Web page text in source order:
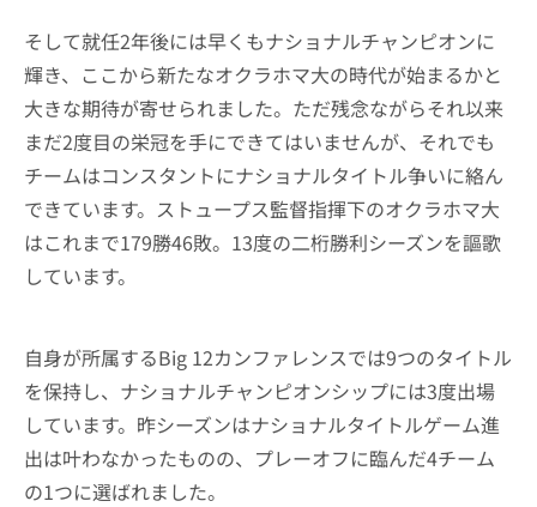
そして就任2年後には早くもナショナルチャンピオンに
輝き、ここから新たなオクラホマ大の時代が始まるかと
大きな期待が寄せられました。ただ残念ながらそれ以来
まだ2度目の栄冠を手にできてはいませんが、それでも
チームはコンスタントにナショナルタイトル争いに絡ん
できています。ストュープス監督指揮下のオクラホマ大
はこれまで179勝46敗。13度の二桁勝利シーズンを謳歌
しています。
自身が所属するBig 12カンファレンスでは9つのタイトル
を保持し、ナショナルチャンピオンシップには3度出場
しています。昨シーズンはナショナルタイトルゲーム進
出は叶わなかったものの、プレーオフに臨んだ4チーム
の1つに選ばれました。